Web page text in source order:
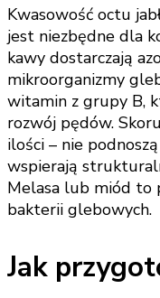
Kwasowość octu
jest niezbędne dla
kawy dostarczają
mikroorganizmy
witamin z grupy B,
rozwój pędów.
ilości – nie
wspierają
Melasa lub miód to
bakterii glebowych.
Jak